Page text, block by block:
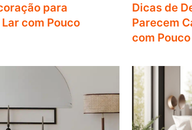
para
com Pouco
Dicas de
Parecem
com Pouco